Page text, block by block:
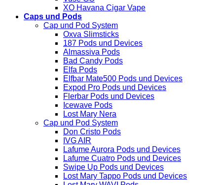
XO Havana Cigar Vape
Caps und Pods
Cap und Pod System
Oxva Slimsticks
187 Pods und Devices
Almassiva Pods
Bad Candy Pods
Elfa Pods
Elfbar Mate500 Pods und Devices
Expod Pro Pods und Devices
Flerbar Pods und Devices
Icewave Pods
Lost Mary Nera
Cap und Pod System
Don Cristo Pods
IVG AIR
Lafume Aurora Pods und Devices
Lafume Cuatro Pods und Devices
Swipe Up Pods und Devices
Lost Mary Tappo Pods und Devices